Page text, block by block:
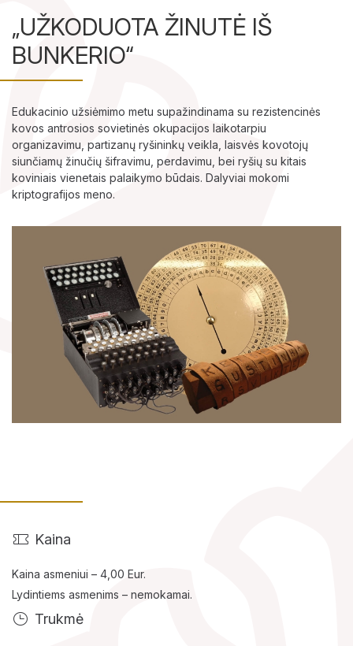
Apie mus
Ekspozicijos
Edukaciniai užsiėmimai
Straipsniai
Ekspozicijos
„UŽKODUOTA ŽINUTĖ IŠ
BUNKERIO“
Edukacinio užsiėmimo metu supažindinama su rezistencinės
kovos antrosios sovietinės okupacijos laikotarpiu
organizavimu, partizanų ryšininkų veikla, laisvės kovotojų
siunčiamų žinučių šifravimu, perdavimu, bei ryšių su kitais
koviniais vienetais palaikymo būdais. Dalyviai mokomi
kriptografijos meno.
Kaina
Kaina asmeniui – 4,00 Eur.
Lydintiems asmenims – nemokamai.
Trukmė